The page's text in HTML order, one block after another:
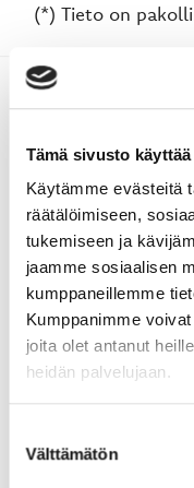
Tämä sivusto
Käytämme evästeitä
räätälöimiseen,
tukemiseen ja
jaamme sosiaalisen
kumppaneillemme
Kumppanimme
joita olet antanut
heidän palvelujaan.
valinta
Välttämätön
(*) Tieto on